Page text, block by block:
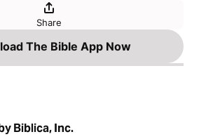
Share
The Bible App Now
Biblica, Inc.